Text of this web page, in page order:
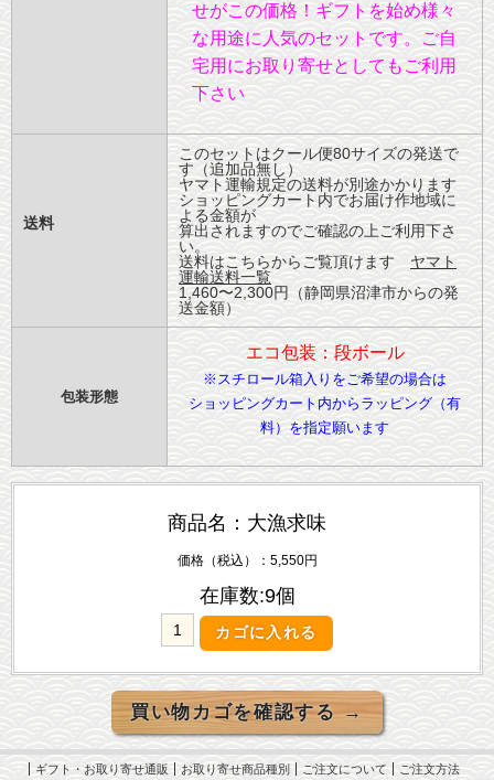
せがこの価格！ギフトを始め様々
な用途に人気のセットです。ご自
宅用にお取り寄せとしてもご利用
下さい
送料
このセットはクール便80サイズの発送で
す（追加品無し）
ヤマト運輸規定の送料が別途かかります
ショッピングカート内でお届け作地域に
よる金額が
算出されますのでご確認の上ご利用下さ
い。
送料はこちらからご覧頂けます ヤマト
運輸送料一覧
1,460〜2,300円（静岡県沼津市からの発
送金額）
包装形態
エコ包装：段ボール
※スチロール箱入りをご希望の場合は
ショッピングカート内からラッピング（有
料）を指定願います
商品名：大漁求味
価格（税込）：5,550円
在庫数:9個
ギフト・お取り寄せ通販 お取り寄せ商品種別 ご注文について ご注文方法